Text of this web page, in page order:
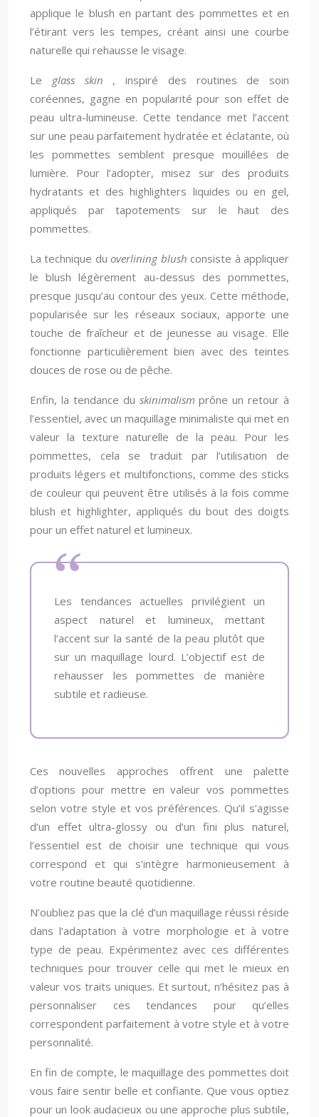
applique le blush en partant des pommettes et en
l’étirant vers les tempes, créant ainsi une courbe
naturelle qui rehausse le visage.
Le glass skin , inspiré des routines de soin
coréennes, gagne en popularité pour son effet de
peau ultra-lumineuse. Cette tendance met l’accent
sur une peau parfaitement hydratée et éclatante, où
les pommettes semblent presque mouillées de
lumière. Pour l’adopter, misez sur des produits
hydratants et des highlighters liquides ou en gel,
appliqués par tapotements sur le haut des
pommettes.
La technique duoverlining blushconsiste à appliquer
le blush légèrement au-dessus des pommettes,
presque jusqu’au contour des yeux. Cette méthode,
popularisée sur les réseaux sociaux, apporte une
touche de fraîcheur et de jeunesse au visage. Elle
fonctionne particulièrement bien avec des teintes
douces de rose ou de pêche.
Enfin, la tendance du skinimalismprône un retour à
l’essentiel, avec un maquillage minimaliste qui met en
valeur la texture naturelle de la peau. Pour les
pommettes, cela se traduit par l’utilisation de
produits légers et multifonctions, comme des sticks
de couleur qui peuvent être utilisés à la fois comme
blush et highlighter, appliqués du bout des doigts
pour un effet naturel et lumineux.
Les tendances actuelles privilégient un
aspect naturel et lumineux, mettant
l’accent sur la santé de la peau plutôt que
sur un maquillage lourd. L’objectif est de
rehausser les pommettes de manière
subtile et radieuse.
Ces nouvelles approches offrent une palette
d’options pour mettre en valeur vos pommettes
selon votre style et vos préférences. Qu’il s’agisse
d’un effet ultra-glossy ou d’un fini plus naturel,
l’essentiel est de choisir une technique qui vous
correspond et qui s’intègre harmonieusement à
votre routine beauté quotidienne.
N’oubliez pas que la clé d’un maquillage réussi réside
dans l’adaptation à votre morphologie et à votre
type de peau. Expérimentez avec ces différentes
techniques pour trouver celle qui met le mieux en
valeur vos traits uniques. Et surtout, n’hésitez pas à
personnaliser ces tendances pour qu’elles
correspondent parfaitement à votre style et à votre
personnalité.
En fin de compte, le maquillage des pommettes doit
vous faire sentir belle et confiante. Que vous optiez
pour un look audacieux ou une approche plus subtile,